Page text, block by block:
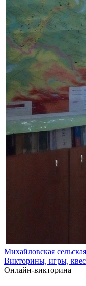
Михайловская
Викторины, игры,
Онлайн-викторина